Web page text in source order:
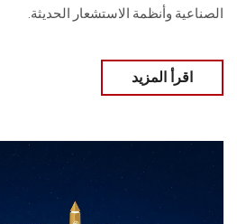
الصناعية وأنظمة الاستشعار الحديثة.
اقرأ المزيد